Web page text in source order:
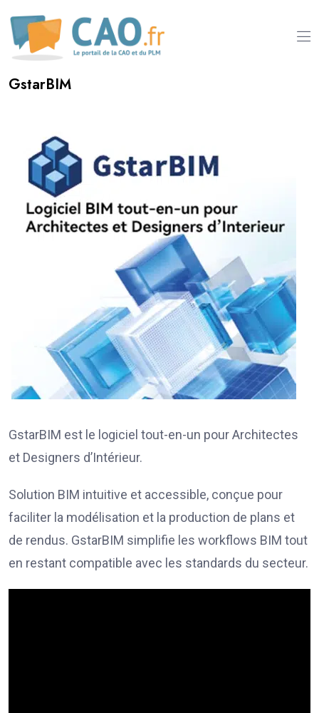
GstarBIM
GstarBIM est le logiciel tout-en-un pour Architectes
et Designers d’Intérieur.
Solution BIM intuitive et accessible, conçue pour
faciliter la modélisation et la production de plans et
de rendus. GstarBIM simplifie les workflows BIM tout
en restant compatible avec les standards du secteur.